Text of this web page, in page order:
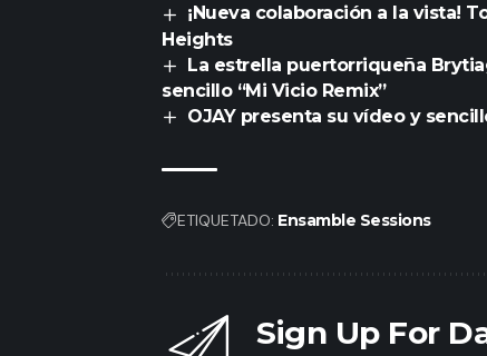
¡Nueva colaboración a la vista!
Heights
La estrella puertorriqueña
sencillo “Mi Vicio Remix”
OJAY presenta su vídeo y
ETIQUETADO: Ensamble Sessions
Sign Up For